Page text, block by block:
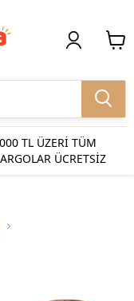
TL ÜZERİ TÜM
ÜCRETSİZ